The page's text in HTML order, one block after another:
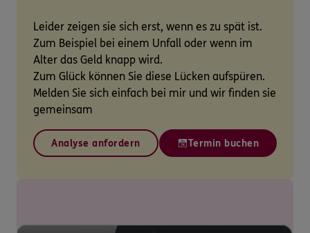
Leider zeigen sie sich erst, wenn es zu spät ist.
Zum Beispiel bei einem Unfall oder wenn im
Alter das Geld knapp wird.
Zum Glück können Sie diese Lücken aufspüren.
Melden Sie sich einfach bei mir und wir finden sie
gemeinsam
Analyse anfordern Termin buchen